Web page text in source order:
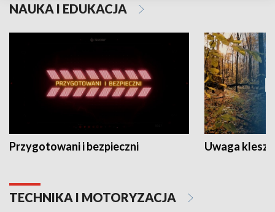
NAUKA I EDUKACJA
Przygotowani i bezpieczni Uwaga
TECHNIKA I MOTORYZACJA